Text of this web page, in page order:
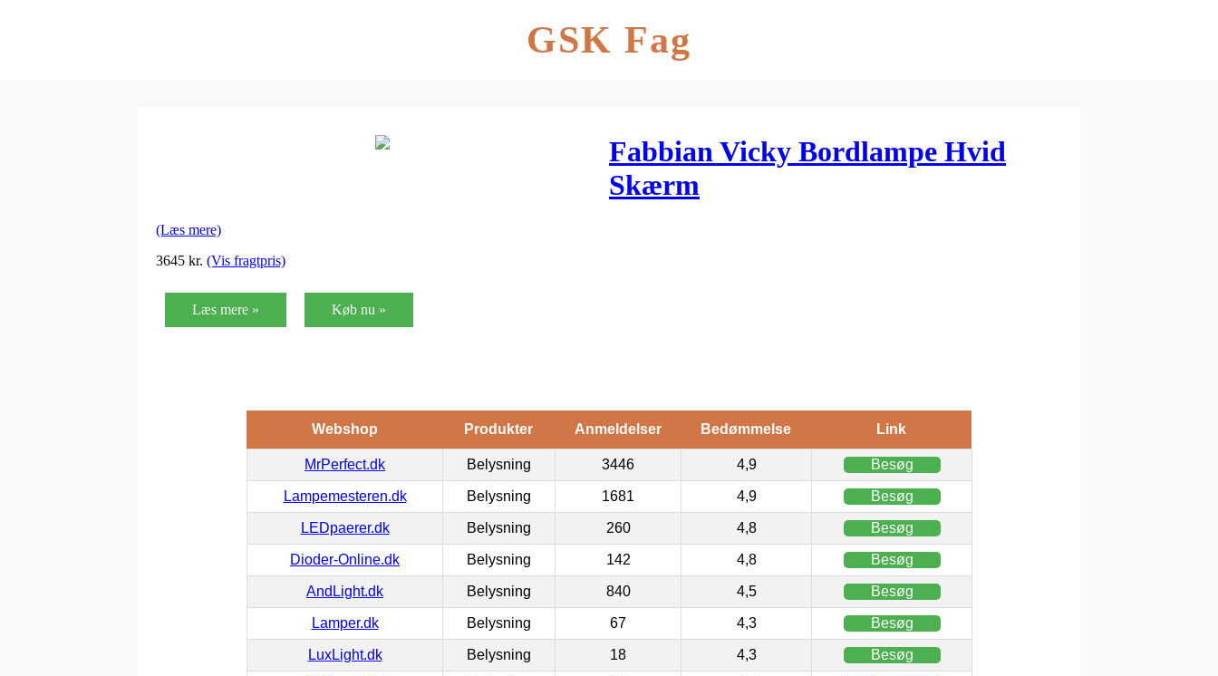
GSK Fag
Fabbian Vicky Bordlampe Hvid
Skærm
(Læs mere)
3645 kr. (Vis fragtpris)
Læs mere » Køb nu »
Webshop Produkter Anmeldelser Bedømmelse Link
MrPerfect.dk Belysning 3446 4,9 Besøg
Lampemesteren.dk Belysning 1681 4,9 Besøg
LEDpaerer.dk Belysning 260 4,8 Besøg
Dioder-Online.dk Belysning 142 4,8 Besøg
AndLight.dk Belysning 840 4,5 Besøg
Lamper.dk Belysning 67 4,3 Besøg
LuxLight.dk Belysning 18 4,3 Besøg